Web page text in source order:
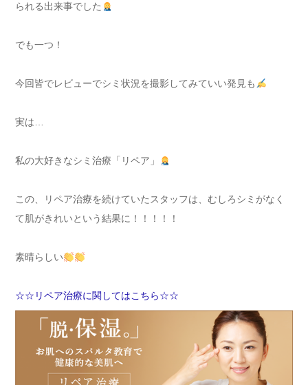
られる出来事でした
でも一つ！
今回皆でレビューでシミ状況を撮影してみていい発見も
実は…
私の大好きなシミ治療「リペア」
この、リペア治療を続けていたスタッフは、むしろシミがなく
て肌がきれいという結果に！！！！！
素晴らしい
☆☆リペア治療に関してはこちら☆☆